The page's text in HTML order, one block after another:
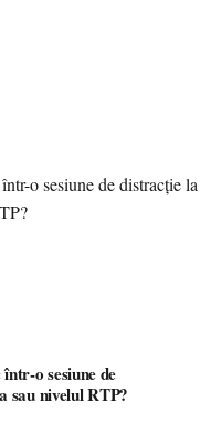
o sesiune de
sau nivelul RTP?